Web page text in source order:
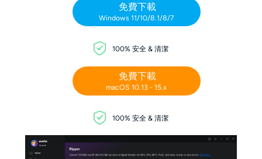
免費下載
Windows 11/10/8.1/8/7
100% 安全 & 清潔
免費下載
macOS 10.13 - 15.x
100% 安全 & 清潔